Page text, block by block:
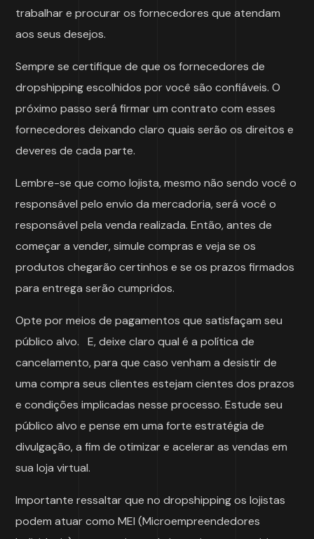
trabalhar e procurar os fornecedores que atendam
aos seus desejos.
Sempre se certifique de que os fornecedores de
dropshipping escolhidos por você são confiáveis. O
próximo passo será firmar um contrato com esses
fornecedores deixando claro quais serão os direitos e
deveres de cada parte.
Lembre-se que como lojista, mesmo não sendo você o
responsável pelo envio da mercadoria, será você o
responsável pela venda realizada. Então, antes de
começar a vender, simule compras e veja se os
produtos chegarão certinhos e se os prazos firmados
para entrega serão cumpridos.
Opte por meios de pagamentos que satisfaçam seu
público alvo. E, deixe claro qual é a política de
cancelamento, para que caso venham a desistir de
uma compra seus clientes estejam cientes dos prazos
e condições implicadas nesse processo. Estude seu
público alvo e pense em uma forte estratégia de
divulgação, a fim de otimizar e acelerar as vendas em
sua loja virtual.
Importante ressaltar que no dropshipping os lojistas
podem atuar como MEI (Microempreendedores